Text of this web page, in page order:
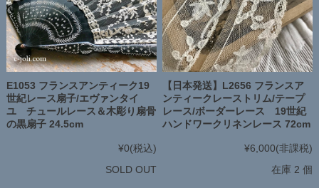
E1053 フランスアンティーク19
世紀レース扇子/エヴァンタイ
ユ チュールレース＆木彫り扇骨
の黒扇子 24.5cm
¥0(税込)
SOLD OUT
【日本発送】L2656 フランスア
ンティークレーストリム/テープ
レース/ボーダーレース 19世紀
ハンドワークリネンレース 72cm
¥6,000(非課税)
在庫 2 個